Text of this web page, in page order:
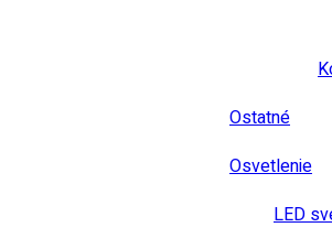
Ostatné
Osvetlenie
LED